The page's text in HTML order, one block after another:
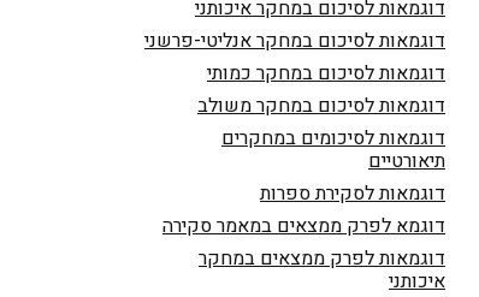
דוגמאות לסיכום במחקר איכותני
דוגמאות לסיכום במחקר אנליטי-פרשני
דוגמאות לסיכום במחקר כמותי
דוגמאות לסיכום במחקר משולב
דוגמאות לסיכומים במחקרים
תיאורטיים
דוגמאות לסקירת ספרות
דוגמא לפרק ממצאים במאמר סקירה
דוגמאות לפרק ממצאים במחקר
איכותני